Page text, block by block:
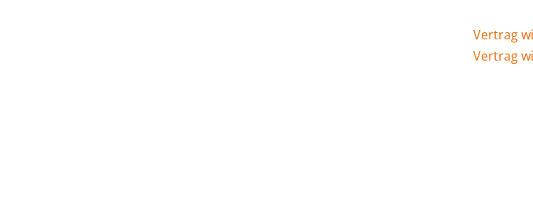
Vertrag
Vertrag